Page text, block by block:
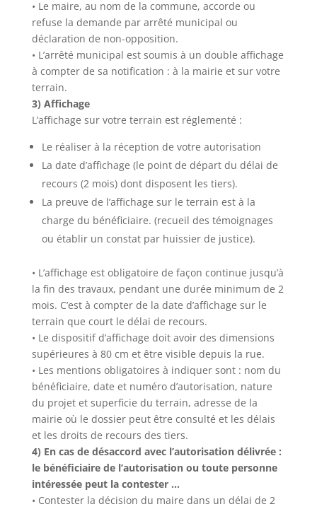
• Le maire, au nom de la commune, accorde ou
refuse la demande par arrêté municipal ou
déclaration de non-opposition.
• L’arrêté municipal est soumis à un double affichage
à compter de sa notification : à la mairie et sur votre
terrain.
3) Affichage
L’affichage sur votre terrain est réglementé :
Le réaliser à la réception de votre autorisation
La date d’affichage (le point de départ du délai de
recours (2 mois) dont disposent les tiers).
La preuve de l’affichage sur le terrain est à la
charge du bénéficiaire. (recueil des témoignages
ou établir un constat par huissier de justice).
• L’affichage est obligatoire de façon continue jusqu’à
la fin des travaux, pendant une durée minimum de 2
mois. C’est à compter de la date d’affichage sur le
terrain que court le délai de recours.
• Le dispositif d’affichage doit avoir des dimensions
supérieures à 80 cm et être visible depuis la rue.
• Les mentions obligatoires à indiquer sont : nom du
bénéficiaire, date et numéro d’autorisation, nature
du projet et superficie du terrain, adresse de la
mairie où le dossier peut être consulté et les délais
et les droits de recours des tiers.
4) En cas de désaccord avec l’autorisation délivrée :
le bénéficiaire de l’autorisation ou toute personne
intéressée peut la contester …
• Contester la décision du maire dans un délai de 2